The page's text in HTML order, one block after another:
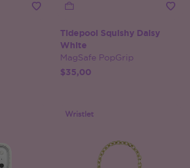
Tidepool Squishy Daisy
White
MagSafe PopGrip
$35,00
Wristlet